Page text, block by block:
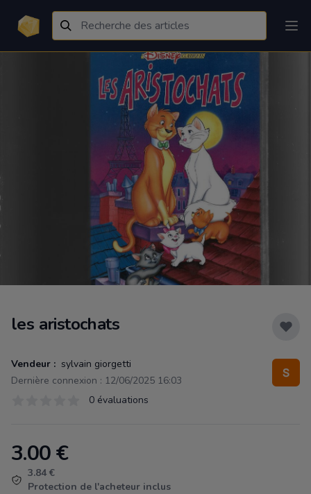
les aristochats
Vendeur : sylvain giorgetti
Dernière connexion : 12/06/2025 16:03
0 évaluations
Product information
3.00€
3.84 €
Protection de l'acheteur inclus